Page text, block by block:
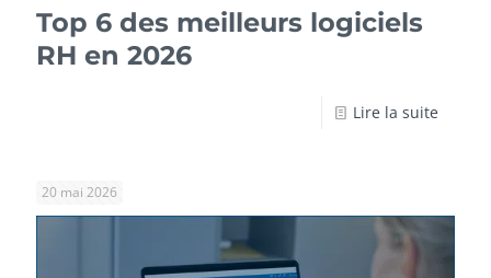
Top 6 des meilleurs logiciels
RH en 2026
Lire la suite
20 mai 2026